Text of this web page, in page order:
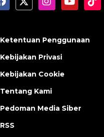
Ketentuan Penggunaan
Kebijakan Privasi
Kebijakan Cookie
Tentang Kami
Pedoman Media Siber
RSS